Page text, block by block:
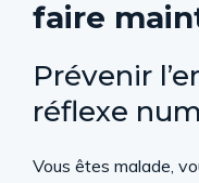
faire
Prévenir
réflexe
Vous êtes malade,